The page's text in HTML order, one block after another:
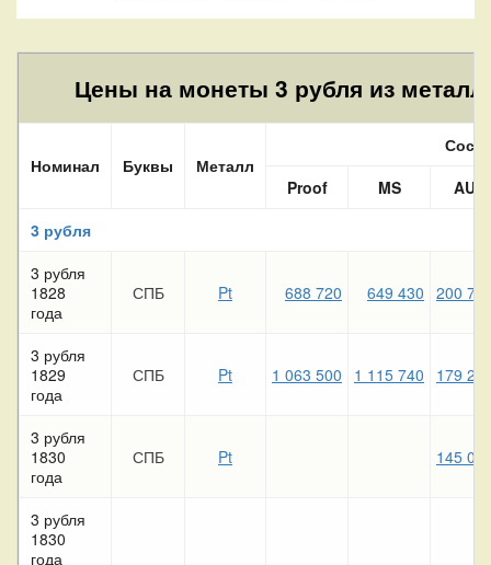
Цены на монеты 3 рубля из
Номинал Буквы Металл
Proof
MS
AU
3 рубля
3 рубля
1828
года
СПБ Pt 688 720 649 430 200
3 рубля
1829
года
СПБ Pt 1 063 500 1 115 740 179
3 рубля
1830
года
СПБ Pt 145
3 рубля
1830
года